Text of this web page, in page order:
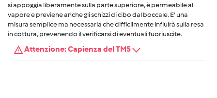
si appoggia liberamente sulla parte superiore, è permeabile al
vapore e previene anche gli schizzi di cibo dal boccale. E' una
misura semplice ma necessaria che difficilmente influirà sulla resa
in cottura, prevenendo il verificarsi di eventuali fuoriuscite.
Attenzione: Capienza del TM5